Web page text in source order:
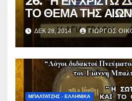
ΤΟ ΘΕΜΑ ΤΗΣ
ΣΩΤΗΡΙΑΣ ΤΟΥ
(Κεφάλαιον 26).
ΔΕΚ 28, 2014 ΓΙΏΡΓΟΣ
ΜΠΑΛΤΑΤΖΗΣ - ΕΛΛΗΝΙΚΑ